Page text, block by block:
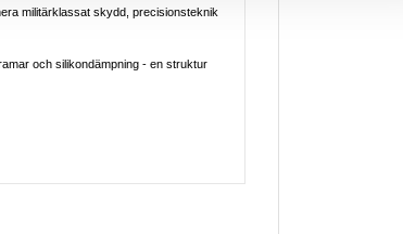
militärklassat skydd, precisionsteknik
och silikondämpning - en struktur